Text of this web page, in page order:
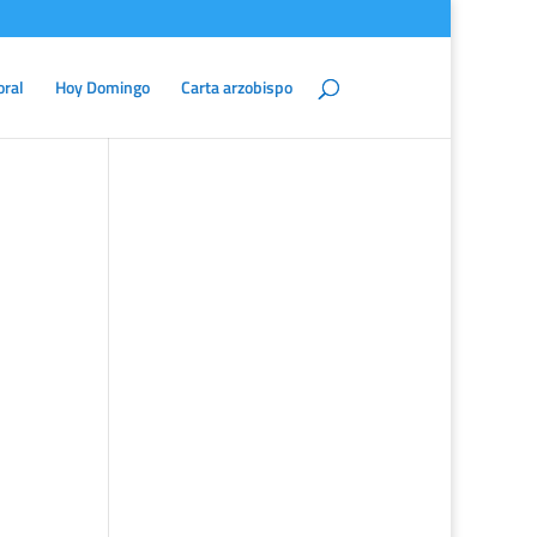
Hoy Domingo Carta arzobispo